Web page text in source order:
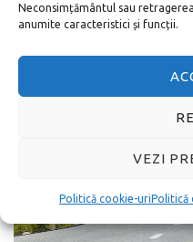
Neconsimțământul sau
anumite caracteristici și funcții.
VEZI
Politică cookie-uriPolitică
23:30.